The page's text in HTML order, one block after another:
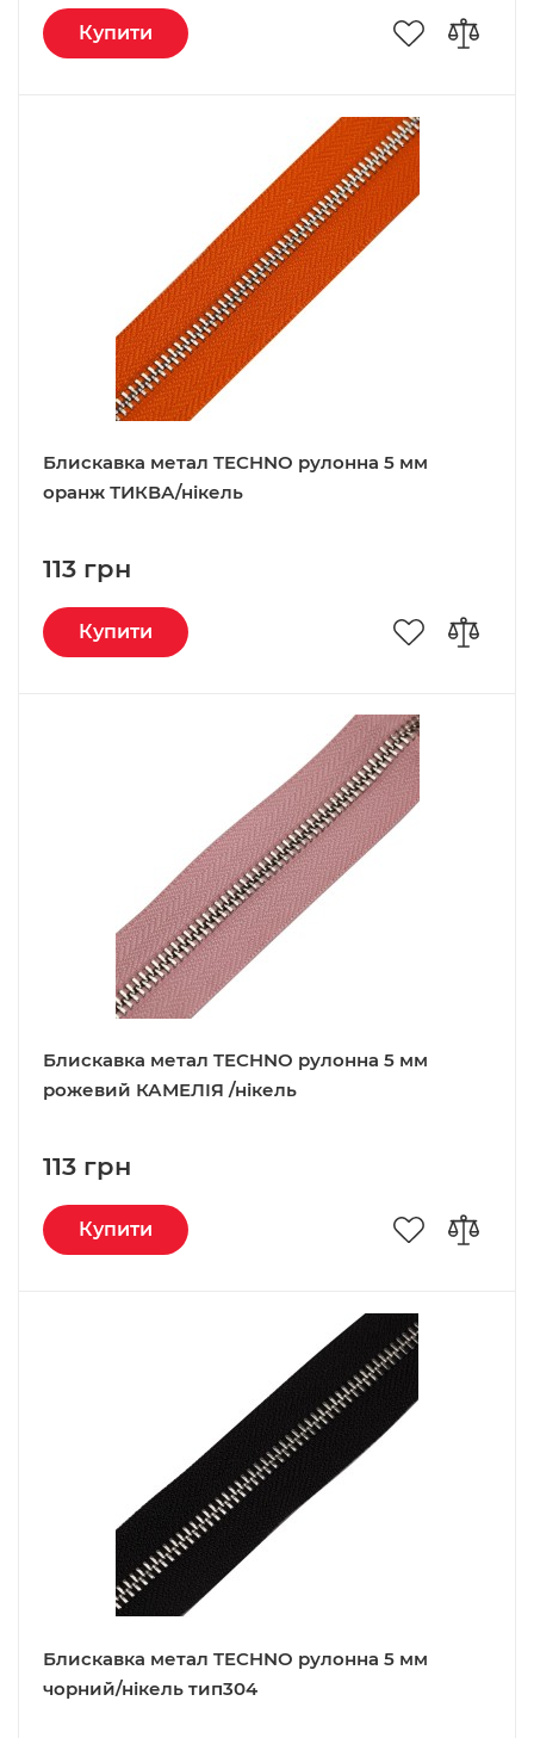
Купити
Блискавка метал TECHNO рулонна 5 мм
оранж ТИКВА/нікель
113 грн
Купити
Блискавка метал TECHNO рулонна 5 мм
рожевий КАМЕЛІЯ /нікель
113 грн
Купити
Блискавка метал TECHNO рулонна 5 мм
чорний/нікель тип304